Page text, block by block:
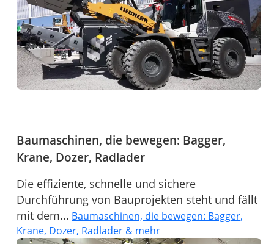
Baumaschinen, die bewegen: Bagger,
Krane, Dozer, Radlader
Die effiziente, schnelle und sichere
Durchführung von Bauprojekten steht und fällt
mit dem... Baumaschinen, die bewegen: Bagger,
Krane, Dozer, Radlader & mehr